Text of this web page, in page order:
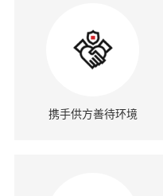
携手供方善待环境